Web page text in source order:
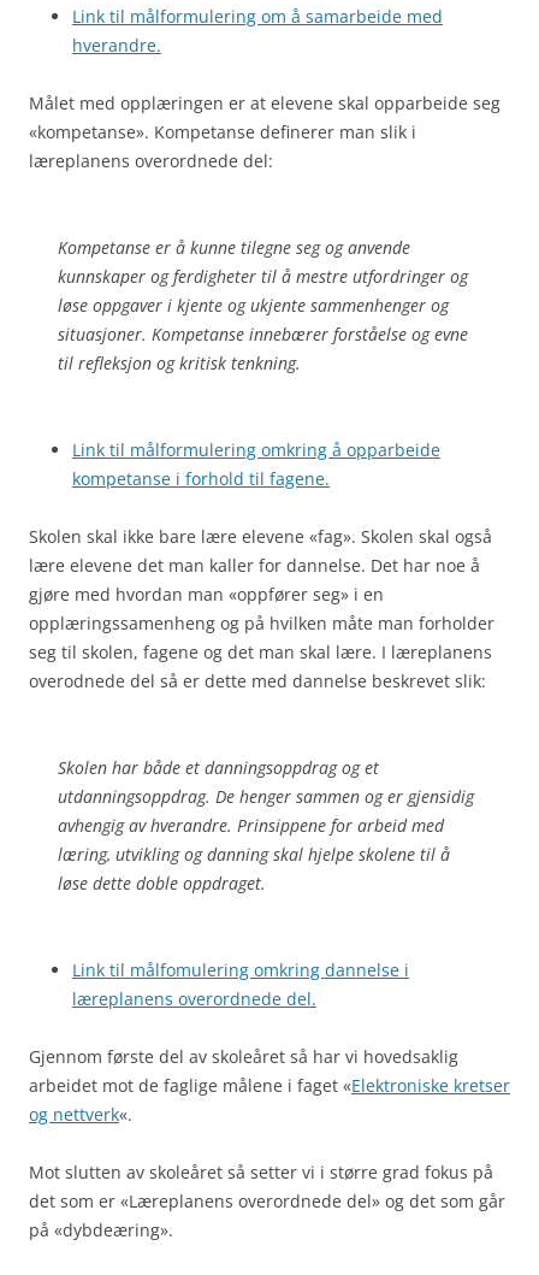
Link til målformulering om å samarbeide med
hverandre.
Målet med opplæringen er at elevene skal opparbeide seg
«kompetanse». Kompetanse definerer man slik i
læreplanens overordnede del:
Kompetanse er å kunne tilegne seg og anvende
kunnskaper og ferdigheter til å mestre utfordringer og
løse oppgaver i kjente og ukjente sammenhenger og
situasjoner. Kompetanse innebærer forståelse og evne
til refleksjon og kritisk tenkning.
Link til målformulering omkring å opparbeide
kompetanse i forhold til fagene.
Skolen skal ikke bare lære elevene «fag». Skolen skal også
lære elevene det man kaller for dannelse. Det har noe å
gjøre med hvordan man «oppfører seg» i en
opplæringssamenheng og på hvilken måte man forholder
seg til skolen, fagene og det man skal lære. I læreplanens
overodnede del så er dette med dannelse beskrevet slik:
Skolen har både et danningsoppdrag og et
utdanningsoppdrag. De henger sammen og er gjensidig
avhengig av hverandre. Prinsippene for arbeid med
læring, utvikling og danning skal hjelpe skolene til å
løse dette doble oppdraget.
Link til målfomulering omkring dannelse i
læreplanens overordnede del.
Gjennom første del av skoleåret så har vi hovedsaklig
arbeidet mot de faglige målene i faget «Elektroniske kretser
og nettverk«.
Mot slutten av skoleåret så setter vi i større grad fokus på
det som er «Læreplanens overordnede del» og det som går
på «dybdeæring».